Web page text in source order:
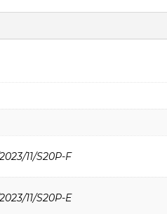
11/S20P-F
11/S20P-E